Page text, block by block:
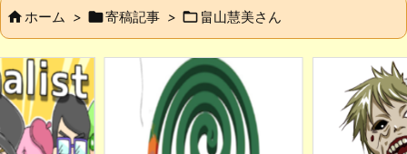
次へ

検索
ホーム > 寄稿記事 >  畠山慧美さん